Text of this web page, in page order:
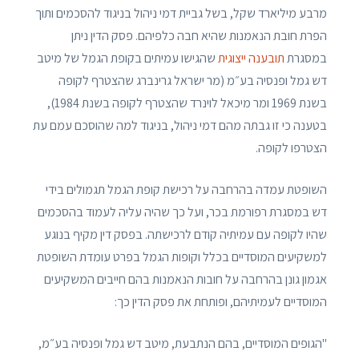
מרבע מיליארד שקל, בשל גביית דמי ניהול בניגוד להסכמים ותוך
הפרת חובת הנאמנות שהיא חבה כלפיהם. פסק הדין ניתן
במסגרתתובענה ייצוגיתשהגישו עמיתים בקופת הגמל של מיטב
דש גמל ופנסיה בע״מ (מר ישראל גרינברג שהצטרף לקופה
בשנת 1969 ומר מיכאל לוינרד שהצטרף לקופה בשנת 1984),
בטענה כי זו גבתה מהם דמי ניהול, בניגוד למה שהוסכם עמם עת
הצטרפו לקופה.
השופטת עמדה בהרחבה על רכישת קופת הגמל תגמולים בידי
דש במסגרת רפורמת בכר, ועל כך שהיה עליה לעמוד בהסכמים
שהיו לקופה עם עמיתיה קודם לרכישתה. בפסק דין מקיף בנוגע
למשקיעים המוסדיים בכלל וקופות הגמל בפרט עומדת השופטת
אגמון גונן בהרחבה על חובות הנאמנות בהם חייבים המשקיעים
המוסדיים לעמיתיהם, ופותחת את פסק הדין כך:
"הגופים המוסדיים, בהם הנתבעת, מיטב דש גמל ופנסיה בע״מ,